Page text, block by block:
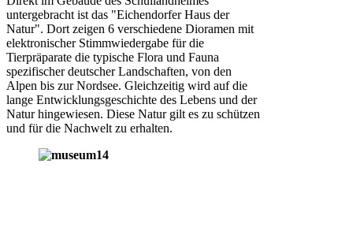
untergebracht ist das "Eichendorfer Haus der
Natur". Dort zeigen 6 verschiedene Dioramen mit
elektronischer Stimmwiedergabe für die
Tierpräparate die typische Flora und Fauna
spezifischer deutscher Landschaften, von den
Alpen bis zur Nordsee. Gleichzeitig wird auf die
lange Entwicklungsgeschichte des Lebens und der
Natur hingewiesen. Diese Natur gilt es zu schützen
und für die Nachwelt zu erhalten.